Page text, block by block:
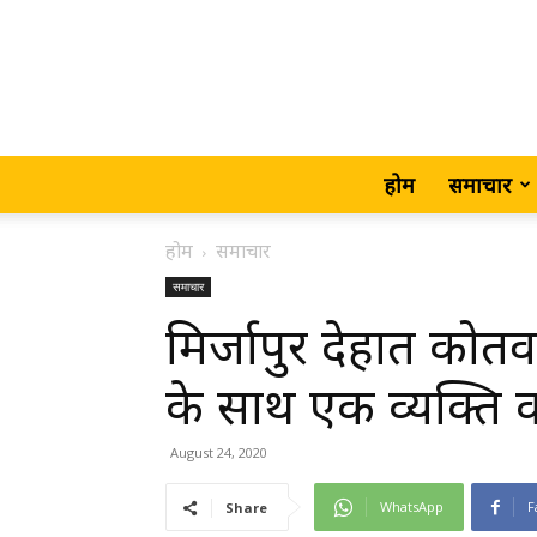
होम समाचार
होम समाचार
समाचार
मिर्जापुर देहात
के साथ एक व्यक्ति
August 24, 2020
Share WhatsApp